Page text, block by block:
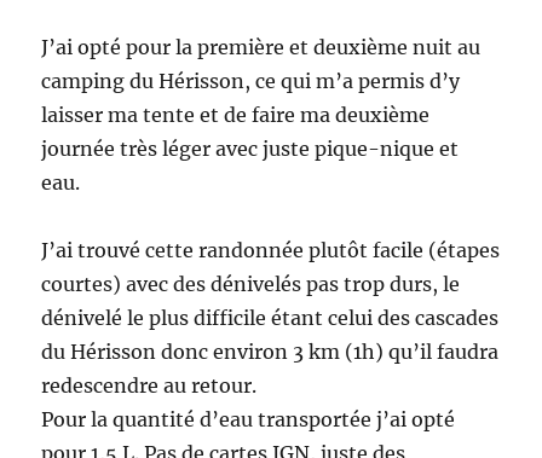
J’ai opté pour la première et deuxième nuit au
camping du Hérisson, ce qui m’a permis d’y
laisser ma tente et de faire ma deuxième
journée très léger avec juste pique-nique et
eau.
J’ai trouvé cette randonnée plutôt facile (étapes
courtes) avec des dénivelés pas trop durs, le
dénivelé le plus difficile étant celui des cascades
du Hérisson donc environ 3 km (1h) qu’il faudra
redescendre au retour.
Pour la quantité d’eau transportée j’ai opté
pour 1,5 L. Pas de cartes IGN, juste des